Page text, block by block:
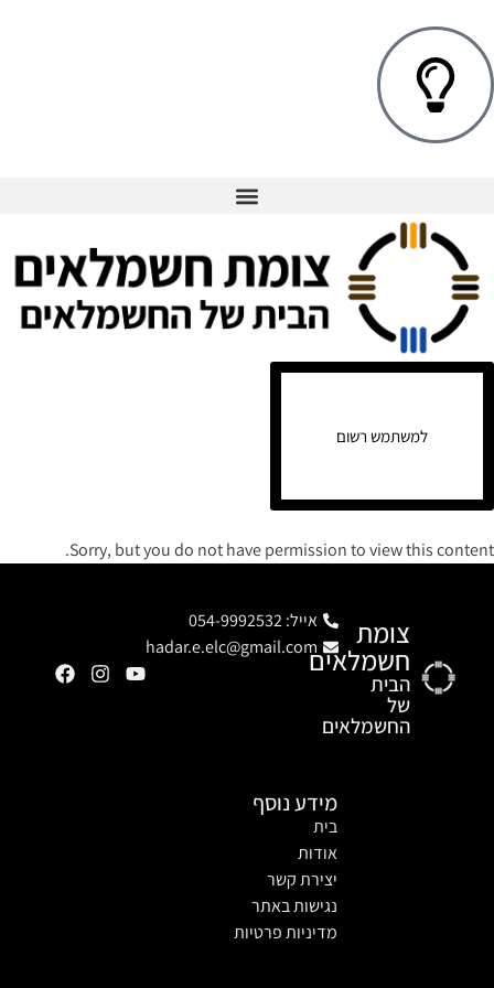
למשתמש רשום
Sorry, but you do not have permission to view this content.
צומת
חשמלאים
הבית
של
החשמלאים
אייל: 054-9992532
hadar.e.elc@gmail.com
מידע נוסף
בית
אודות
יצירת קשר
נגישות באתר
מדיניות פרטיות